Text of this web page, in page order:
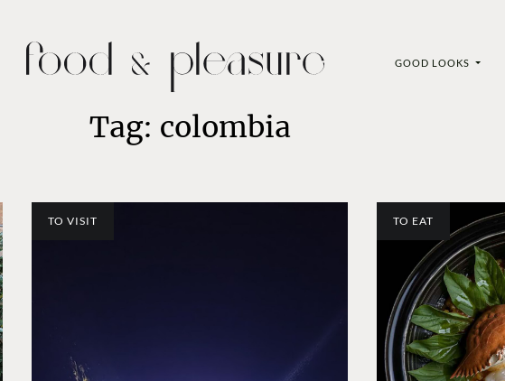
GOOD LOOKS
Tag: colombia
TO VISIT TO EAT